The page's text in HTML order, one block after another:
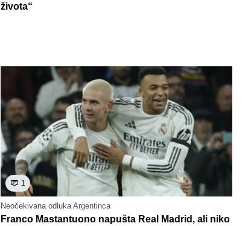
života“
1
Neočekivana odluka Argentinca
Franco Mastantuono napušta Real Madrid, ali niko